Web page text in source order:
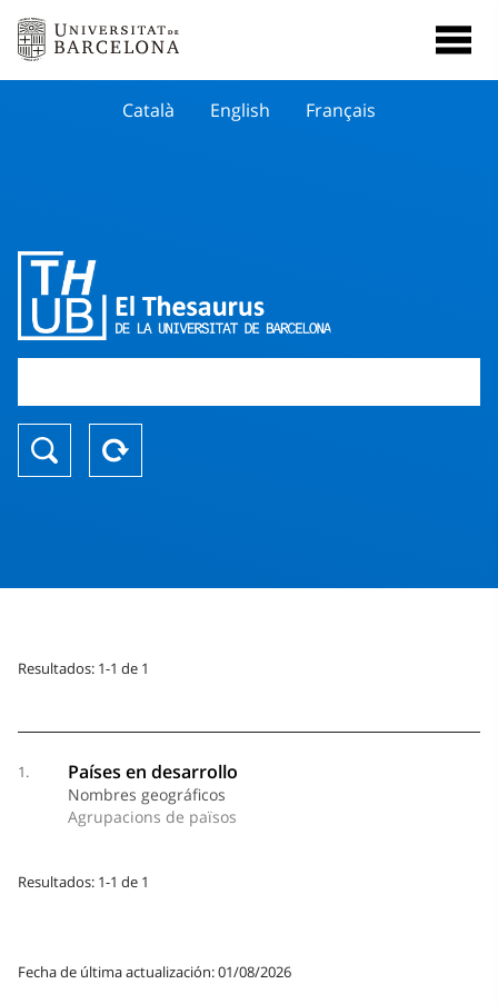
Català English Français
Resultados: 1-1 de 1
1. Países en desarrollo
Nombres geográficos
Agrupacions de països
Resultados: 1-1 de 1
Fecha de última actualización: 01/08/2026